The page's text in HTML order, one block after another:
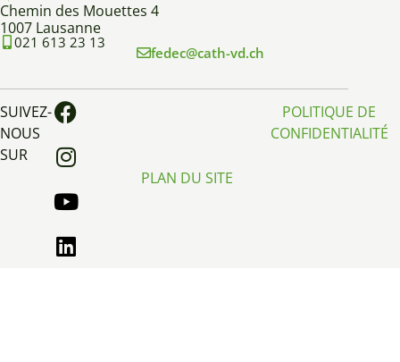
Chemin des Mouettes 4
1007 Lausanne
021 613 23 13
fedec@cath-vd.ch
SUIVEZ-
NOUS
SUR
PLAN DU SITE
POLITIQUE DE
CONFIDENTIALITÉ